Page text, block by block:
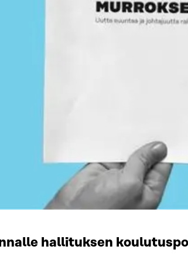
hallituksen